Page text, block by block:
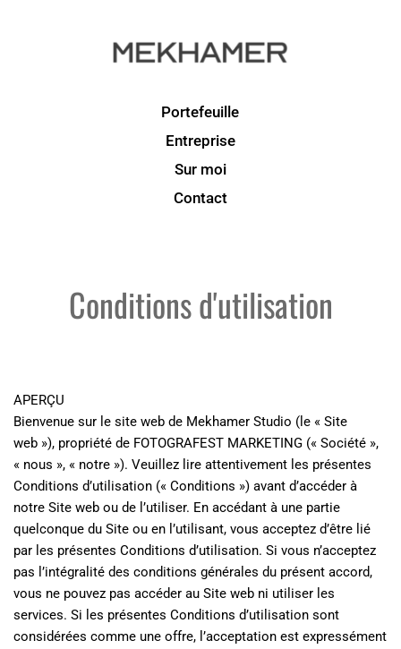
Portefeuille
Entreprise
Sur moi
Contact
Conditions d'utilisation
APERÇU
Bienvenue sur le site web de Mekhamer Studio (le « Site
web »), propriété de FOTOGRAFEST MARKETING (« Société »,
« nous », « notre »). Veuillez lire attentivement les présentes
Conditions d’utilisation (« Conditions ») avant d’accéder à
notre Site web ou de l’utiliser. En accédant à une partie
quelconque du Site ou en l’utilisant, vous acceptez d’être lié
par les présentes Conditions d’utilisation. Si vous n’acceptez
pas l’intégralité des conditions générales du présent accord,
vous ne pouvez pas accéder au Site web ni utiliser les
services. Si les présentes Conditions d’utilisation sont
considérées comme une offre, l’acceptation est expressément